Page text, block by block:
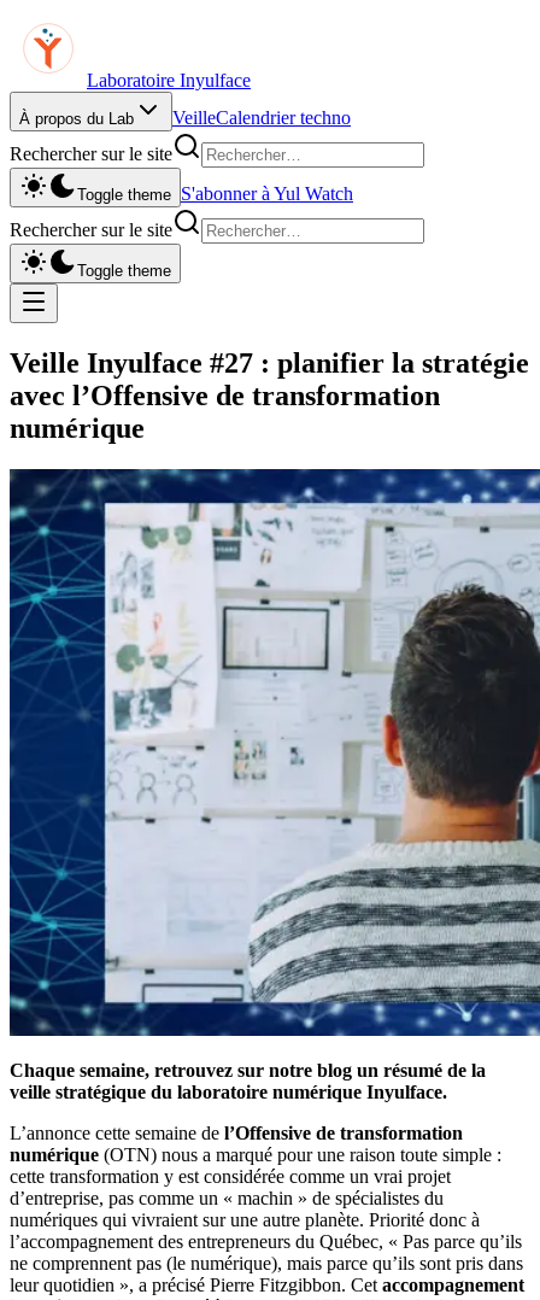
Laboratoire Inyulface
À propos du Lab VeilleCalendrier techno
Rechercher sur le site
Toggle theme S'abonner à Yul Watch
Rechercher sur le site
Toggle theme
Veille Inyulface #27 : planifier la stratégie
avec l’Offensive de transformation
numérique
Chaque semaine, retrouvez sur notre blog un résumé de la
veille stratégique du laboratoire numérique Inyulface.
L’annonce cette semaine de l’Offensive de transformation
numérique (OTN) nous a marqué pour une raison toute simple :
cette transformation y est considérée comme un vrai projet
d’entreprise, pas comme un « machin » de spécialistes du
numériques qui vivraient sur une autre planète. Priorité donc à
l’accompagnement des entrepreneurs du Québec, « Pas parce qu’ils
ne comprennent pas (le numérique), mais parce qu’ils sont pris dans
leur quotidien », a précisé Pierre Fitzgibbon. Cet accompagnement